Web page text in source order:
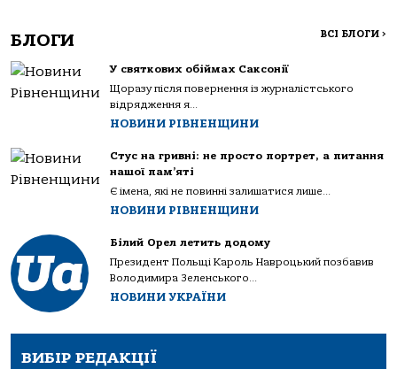
БЛОГИ ВСІ БЛОГИ >
У святкових обіймах Саксонії
Щоразу після повернення із журналістського
відрядження я...
НОВИНИ РІВНЕНЩИНИ
Стус на гривні: не просто портрет, а питання
нашої пам’яті
Є імена, які не повинні залишатися лише...
НОВИНИ РІВНЕНЩИНИ
Білий Орел летить додому
Президент Польщі Кароль Навроцький позбавив
Володимира Зеленського...
НОВИНИ УКРАЇНИ
ВИБІР РЕДАКЦІЇ